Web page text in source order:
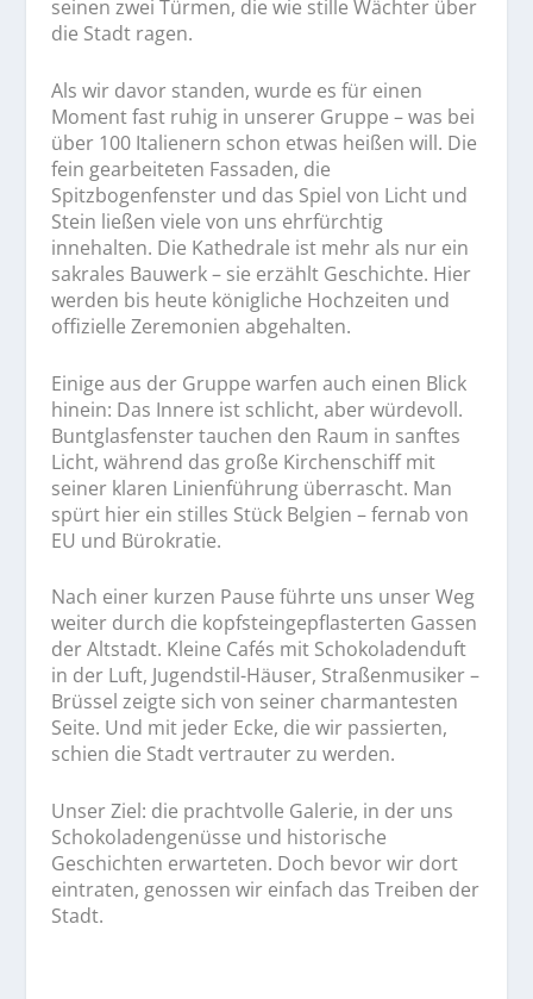
seinen zwei Türmen, die wie stille Wächter über
die Stadt ragen.
Als wir davor standen, wurde es für einen
Moment fast ruhig in unserer Gruppe – was bei
über 100 Italienern schon etwas heißen will. Die
fein gearbeiteten Fassaden, die
Spitzbogenfenster und das Spiel von Licht und
Stein ließen viele von uns ehrfürchtig
innehalten. Die Kathedrale ist mehr als nur ein
sakrales Bauwerk – sie erzählt Geschichte. Hier
werden bis heute königliche Hochzeiten und
offizielle Zeremonien abgehalten.
Einige aus der Gruppe warfen auch einen Blick
hinein: Das Innere ist schlicht, aber würdevoll.
Buntglasfenster tauchen den Raum in sanftes
Licht, während das große Kirchenschiff mit
seiner klaren Linienführung überrascht. Man
spürt hier ein stilles Stück Belgien – fernab von
EU und Bürokratie.
Nach einer kurzen Pause führte uns unser Weg
weiter durch die kopfsteingepflasterten Gassen
der Altstadt. Kleine Cafés mit Schokoladenduft
in der Luft, Jugendstil-Häuser, Straßenmusiker –
Brüssel zeigte sich von seiner charmantesten
Seite. Und mit jeder Ecke, die wir passierten,
schien die Stadt vertrauter zu werden.
Unser Ziel: die prachtvolle Galerie, in der uns
Schokoladengenüsse und historische
Geschichten erwarteten. Doch bevor wir dort
eintraten, genossen wir einfach das Treiben der
Stadt.